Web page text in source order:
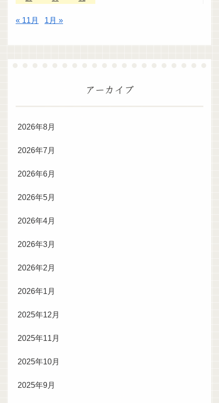
« 11月 1月 »
アーカイブ
2026年8月
2026年7月
2026年6月
2026年5月
2026年4月
2026年3月
2026年2月
2026年1月
2025年12月
2025年11月
2025年10月
2025年9月